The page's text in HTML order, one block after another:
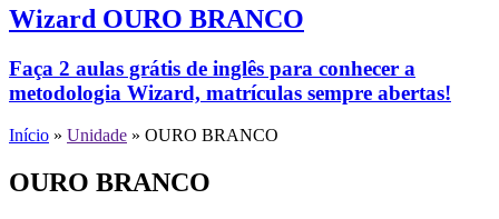
Wizard OURO BRANCO
Faça 2 aulas grátis de inglês para conhecer a
metodologia Wizard, matrículas sempre abertas!
Início » Unidade » OURO BRANCO
OURO BRANCO